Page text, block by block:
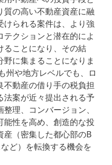
質の高い不動産資産に融
けられる案件は、より強
クションと潜在的によ
ることになり、その結
に集まることになりま
州や地方レベルでも、ロ
動産の借り手の税負担
法案が近々提出される予
理、コンバージョン、
性を高め、創造的な投
産（密集した都心部のB
ど）を転換する機会を